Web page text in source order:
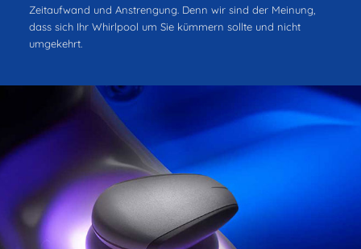
Zeitaufwand und Anstrengung. Denn wir sind der Meinung,
dass sich Ihr Whirlpool um Sie kümmern sollte und nicht
umgekehrt.